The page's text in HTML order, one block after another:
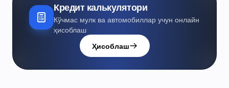
Кредит калькулятори
Кўчмас мулк ва автомобиллар учун онлайн
ҳисоблаш
Ҳисоблаш